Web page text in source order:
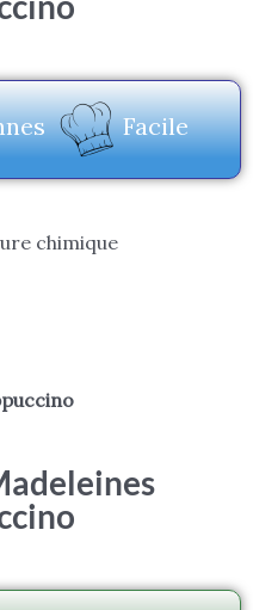
Facile
chimique